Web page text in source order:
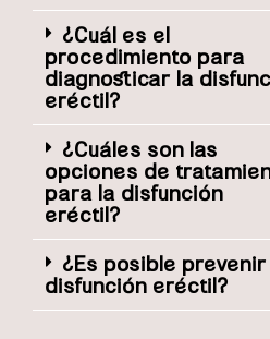
¿Cuál es el
procedimiento para
diagnosticar la
eréctil?
¿Cuáles son las
opciones de
para la disfunción
eréctil?
¿Es posible prevenir
disfunción eréctil?